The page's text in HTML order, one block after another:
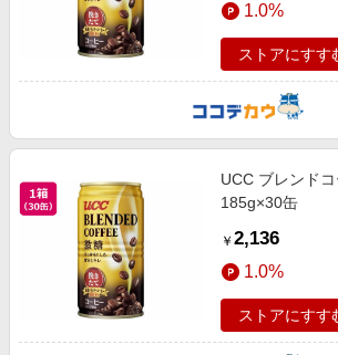
1.0%
ストアにすす
UCC ブレンド
185g×30缶
￥ 2,136
1.0%
ストアにすす